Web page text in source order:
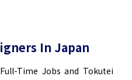
In Japan
Time Jobs and Tokutei